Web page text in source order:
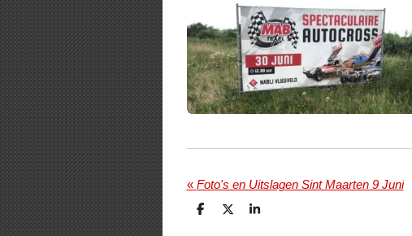
« Foto's en Uitslagen Sint Maarten 9 Juni
D
D
S